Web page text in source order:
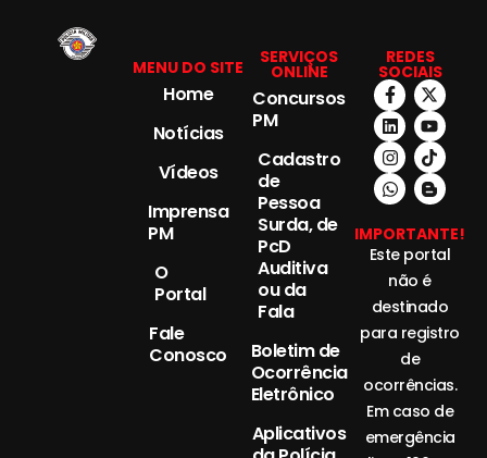
MENU DO SITE
Home
Notícias
Vídeos
Imprensa
PM
O
Portal
Fale
Conosco
SERVIÇOS
ONLINE
Concursos
PM
Cadastro
de
Pessoa
Surda, de
PcD
Auditiva
ou da
Fala
Boletim de
Ocorrência
Eletrônico
Aplicativos
REDES
SOCIAIS
IMPORTANTE!
Este portal
não é
destinado
para registro
de
ocorrências.
Em caso de
emergência